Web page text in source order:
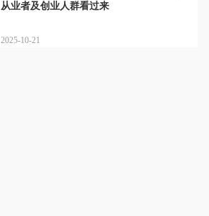
从业者及创业人群看过来
2025-10-21